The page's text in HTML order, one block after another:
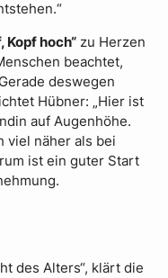
Kopf hoch“ zu Herzen
beachtet,
deswegen
Hübner: „Hier ist
auf Augenhöhe.
viel näher als bei
ist ein guter Start
des Alters“, klärt die